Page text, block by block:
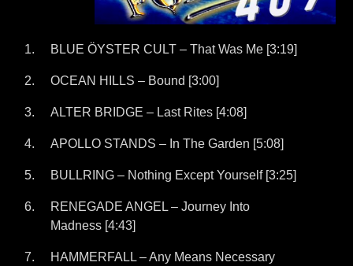
BLUE ÖYSTER CULT – That Was Me [3:19]
OCEAN HILLS – Bound [3:00]
ALTER BRIDGE – Last Rites [4:08]
APOLLO STANDS – In The Garden [5:08]
BULLRING – Nothing Except Yourself [3:25]
RENEGADE ANGEL – Journey Into
Madness [4:43]
HAMMERFALL – Any Means Necessary